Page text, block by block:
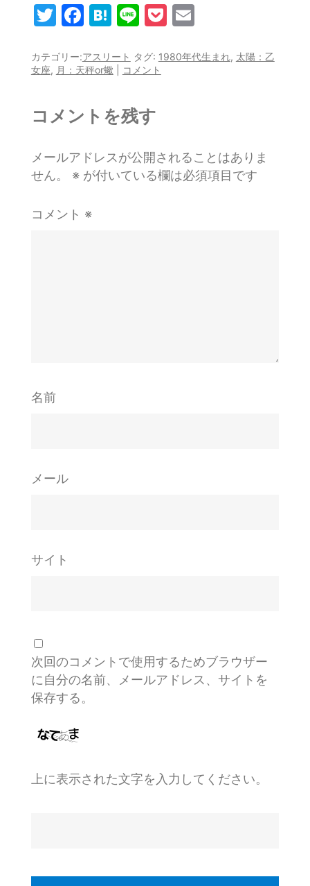
T
itt
er
F
c
e
b
o
o
k
H
e
n
a
Li
e
P
c
E
ai
カテゴリー:アスリート タグ: 1980年代生まれ, 太陽：乙
女座, 月：天秤or蠍 コメント
コメントを残す
メールアドレスが公開されることはありま
せん。
※が付いている欄は必須項目です
コメント ※
名前
メール
サイト
次回のコメントで使用するためブラウザー
に自分の名前、メールアドレス、サイトを
保存する。
上に表示された文字を入力してください。